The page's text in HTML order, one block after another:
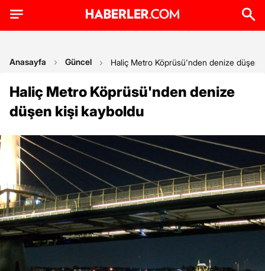
Anasayfa Güncel Haliç Metro Köprüsü'nden denize düşen
Haliç Metro Köprüsü'nden denize
düşen kişi kayboldu